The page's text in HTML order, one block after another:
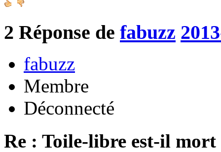
2 Réponse de fabuzz
fabuzz
Membre
Déconnecté
Re : Toile-libre est-il mort